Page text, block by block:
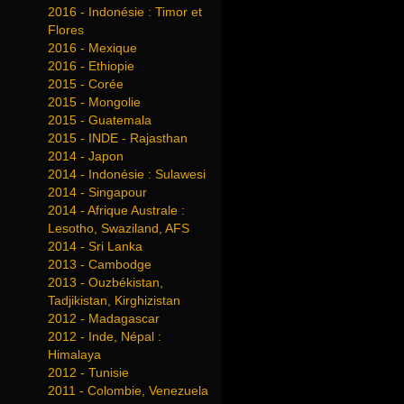
2016 - Indonésie : Timor et
Flores
2016 - Mexique
2016 - Ethiopie
2015 - Corée
2015 - Mongolie
2015 - Guatemala
2015 - INDE - Rajasthan
2014 - Japon
2014 - Indonésie : Sulawesi
2014 - Singapour
2014 - Afrique Australe :
Lesotho, Swaziland, AFS
2014 - Sri Lanka
2013 - Cambodge
2013 - Ouzbékistan,
Tadjikistan, Kirghizistan
2012 - Madagascar
2012 - Inde, Népal :
Himalaya
2012 - Tunisie
2011 - Colombie, Venezuela